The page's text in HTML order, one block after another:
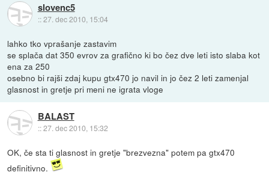
slovenc5
::27. dec 2010, 15:04
lahko tko vprašanje zastavim
se splača dat 350 evrov za grafično ki bo čez dve leti isto slaba kot
ena za 250
osebno bi rajši zdaj kupu gtx470 jo navil in jo čez 2 leti zamenjal
glasnost in gretje pri meni ne igrata vloge
BALAST
::27. dec 2010, 15:32
OK, če sta ti glasnost in gretje "brezvezna" potem pa gtx470
definitivno.